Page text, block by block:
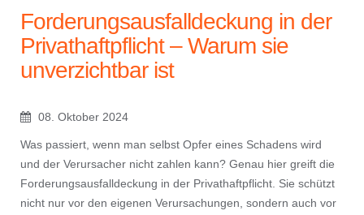
Forderungsausfalldeckung in der
Privathaftpflicht – Warum sie
unverzichtbar ist
08. Oktober 2024
Was passiert, wenn man selbst Opfer eines Schadens wird
und der Verursacher nicht zahlen kann? Genau hier greift die
Forderungsausfalldeckung in der Privathaftpflicht. Sie schützt
nicht nur vor den eigenen Verursachungen, sondern auch vor